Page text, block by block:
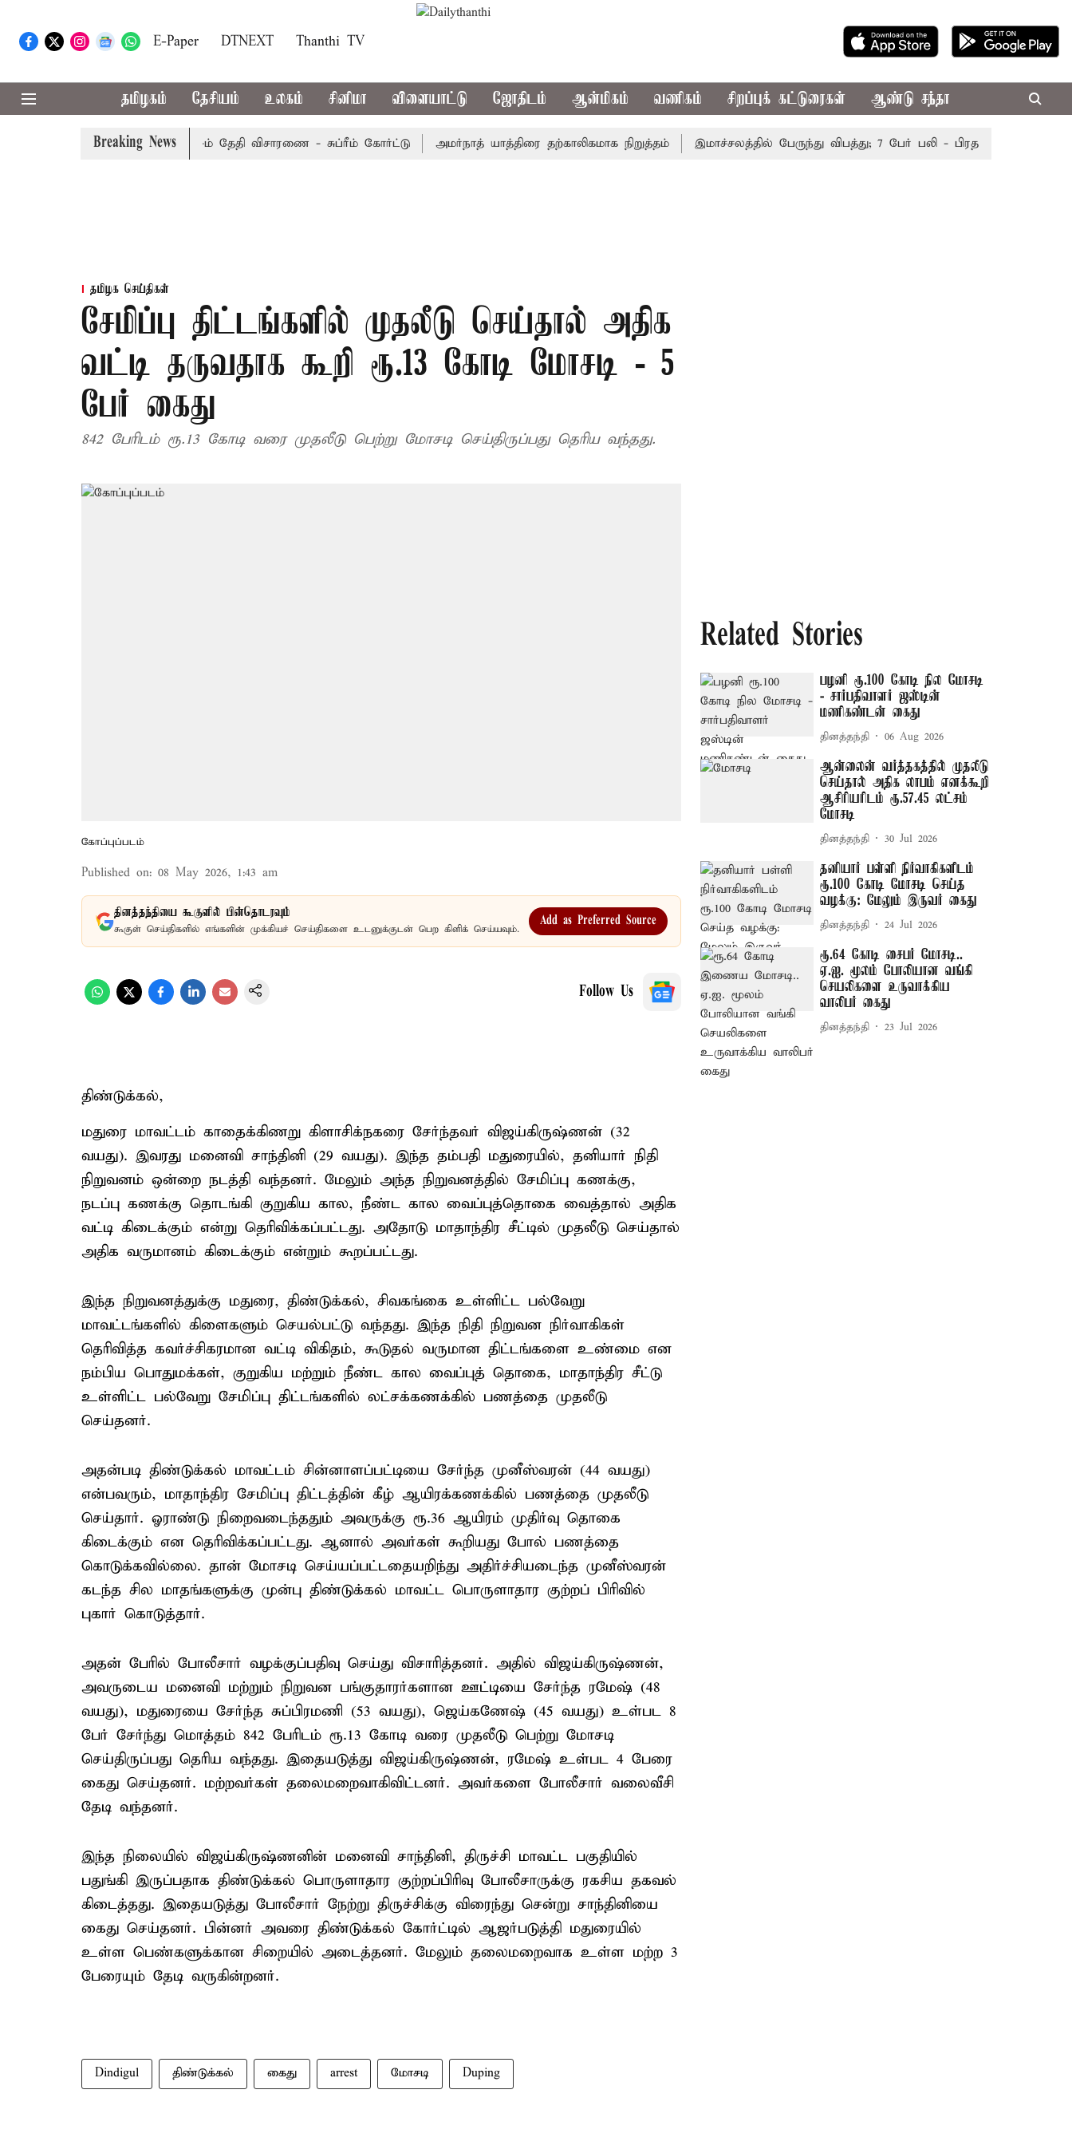
E-Paper DTNEXT Thanthi TV
தமிழகம் தேசியம் உலகம் சினிமா விளையாட்டு ஜோதிடம் ஆன்மிகம் வணிகம் சிறப்புக் கட்டுரைகள் ஆண்டு சந்தா
Breaking News
மனு வரும் 14-ம் தேதி விசாரணை - சுப்ரீம் கோர்ட்டு அமர்நாத் யாத்திரை தற்காலிகமாக நிறுத்தம் இமாச்சலத்தில் பேருந்து விபத்து; 7 பேர் பலி - பிரதமர் மோடி இரங்கல்
தமிழக செய்திகள்
சேமிப்பு திட்டங்களில் முதலீடு செய்தால் அதிக
வட்டி தருவதாக கூறி ரூ.13 கோடி மோசடி - 5
பேர் கைது
842 பேரிடம் ரூ.13 கோடி வரை முதலீடு பெற்று மோசடி செய்திருப்பது தெரிய வந்தது.
கோப்புப்படம்
Published on: 08 May 2026, 1:43 am
தினத்தந்தியை கூகுளில் பின்தொடரவும்
கூகுள் செய்திகளில் எங்களின் முக்கியச் செய்திகளை உடனுக்குடன் பெற கிளிக் செய்யவும்.
Add as Preferred Source
Follow Us
திண்டுக்கல்,
மதுரை மாவட்டம் காதைக்கிணறு கிளாசிக்நகரை சேர்ந்தவர் விஜய்கிருஷ்ணன் (32
வயது). இவரது மனைவி சாந்தினி (29 வயது). இந்த தம்பதி மதுரையில், தனியார் நிதி
நிறுவனம் ஒன்றை நடத்தி வந்தனர். மேலும் அந்த நிறுவனத்தில் சேமிப்பு கணக்கு,
நடப்பு கணக்கு தொடங்கி குறுகிய கால, நீண்ட கால வைப்புத்தொகை வைத்தால் அதிக
வட்டி கிடைக்கும் என்று தெரிவிக்கப்பட்டது. அதோடு மாதாந்திர சீட்டில் முதலீடு செய்தால்
அதிக வருமானம் கிடைக்கும் என்றும் கூறப்பட்டது.
இந்த நிறுவனத்துக்கு மதுரை, திண்டுக்கல், சிவகங்கை உள்ளிட்ட பல்வேறு
மாவட்டங்களில் கிளைகளும் செயல்பட்டு வந்தது. இந்த நிதி நிறுவன நிர்வாகிகள்
தெரிவித்த கவர்ச்சிகரமான வட்டி விகிதம், கூடுதல் வருமான திட்டங்களை உண்மை என
நம்பிய பொதுமக்கள், குறுகிய மற்றும் நீண்ட கால வைப்புத் தொகை, மாதாந்திர சீட்டு
உள்ளிட்ட பல்வேறு சேமிப்பு திட்டங்களில் லட்சக்கணக்கில் பணத்தை முதலீடு
செய்தனர்.
அதன்படி திண்டுக்கல் மாவட்டம் சின்னாளப்பட்டியை சேர்ந்த முனீஸ்வரன் (44 வயது)
என்பவரும், மாதாந்திர சேமிப்பு திட்டத்தின் கீழ் ஆயிரக்கணக்கில் பணத்தை முதலீடு
செய்தார். ஓராண்டு நிறைவடைந்ததும் அவருக்கு ரூ.36 ஆயிரம் முதிர்வு தொகை
கிடைக்கும் என தெரிவிக்கப்பட்டது. ஆனால் அவர்கள் கூறியது போல் பணத்தை
கொடுக்கவில்லை. தான் மோசடி செய்யப்பட்டதையறிந்து அதிர்ச்சியடைந்த முனீஸ்வரன்
கடந்த சில மாதங்களுக்கு முன்பு திண்டுக்கல் மாவட்ட பொருளாதார குற்றப் பிரிவில்
புகார் கொடுத்தார்.
அதன் பேரில் போலீசார் வழக்குப்பதிவு செய்து விசாரித்தனர். அதில் விஜய்கிருஷ்ணன்,
அவருடைய மனைவி மற்றும் நிறுவன பங்குதாரர்களான ஊட்டியை சேர்ந்த ரமேஷ் (48
வயது), மதுரையை சேர்ந்த சுப்பிரமணி (53 வயது), ஜெய்கணேஷ் (45 வயது) உள்பட 8
பேர் சேர்ந்து மொத்தம் 842 பேரிடம் ரூ.13 கோடி வரை முதலீடு பெற்று மோசடி
செய்திருப்பது தெரிய வந்தது. இதையடுத்து விஜய்கிருஷ்ணன், ரமேஷ் உள்பட 4 பேரை
கைது செய்தனர். மற்றவர்கள் தலைமறைவாகிவிட்டனர். அவர்களை போலீசார் வலைவீசி
தேடி வந்தனர்.
இந்த நிலையில் விஜய்கிருஷ்ணனின் மனைவி சாந்தினி, திருச்சி மாவட்ட பகுதியில்
பதுங்கி இருப்பதாக திண்டுக்கல் பொருளாதார குற்றப்பிரிவு போலீசாருக்கு ரகசிய தகவல்
கிடைத்தது. இதையடுத்து போலீசார் நேற்று திருச்சிக்கு விரைந்து சென்று சாந்தினியை
கைது செய்தனர். பின்னர் அவரை திண்டுக்கல் கோர்ட்டில் ஆஜர்படுத்தி மதுரையில்
உள்ள பெண்களுக்கான சிறையில் அடைத்தனர். மேலும் தலைமறைவாக உள்ள மற்ற 3
பேரையும் தேடி வருகின்றனர்.
Dindigul திண்டுக்கல் கைது arrest மோசடி Duping
Related Stories
பழனி ரூ.100 கோடி நில மோசடி
- சார்பதிவாளர் ஜஸ்டின்
மணிகண்டன் கைது
தினத்தந்தி 06 Aug 2026
ஆன்லைன் வர்த்தகத்தில் முதலீடு
செய்தால் அதிக லாபம் எனக்கூறி
ஆசிரியரிடம் ரூ.57.45 லட்சம்
மோசடி
தினத்தந்தி 30 Jul 2026
தனியார் பள்ளி நிர்வாகிகளிடம்
ரூ.100 கோடி மோசடி செய்த
வழக்கு: மேலும் இருவர் கைது
தினத்தந்தி 24 Jul 2026
ரூ.64 கோடி சைபர் மோசடி..
ஏ.ஐ. மூலம் போலியான வங்கி
செயலிகளை உருவாக்கிய
வாலிபர் கைது
தினத்தந்தி 23 Jul 2026